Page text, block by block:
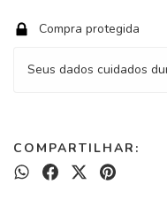
Compra protegida
Seus dados cuidados
COMPARTILHAR: